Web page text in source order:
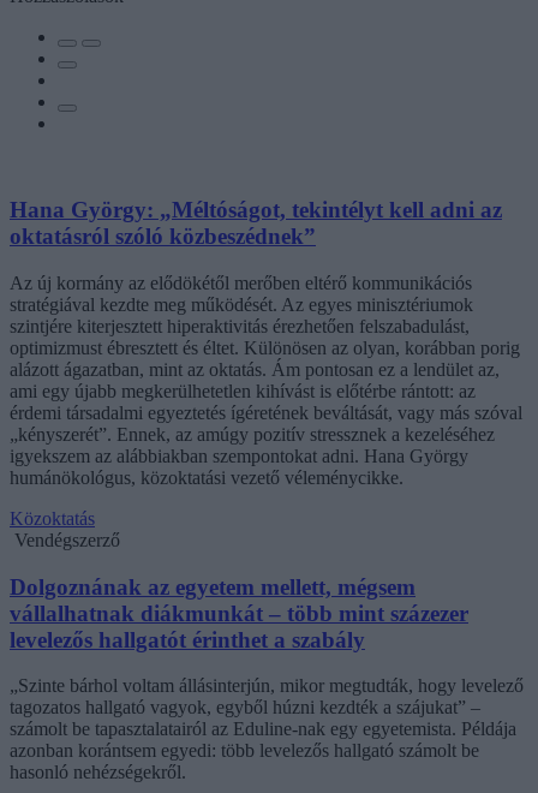
Hana György: „Méltóságot, tekintélyt kell adni az
oktatásról szóló közbeszédnek”
Az új kormány az elődökétől merőben eltérő kommunikációs
stratégiával kezdte meg működését. Az egyes minisztériumok
szintjére kiterjesztett hiperaktivitás érezhetően felszabadulást,
optimizmust ébresztett és éltet. Különösen az olyan, korábban porig
alázott ágazatban, mint az oktatás. Ám pontosan ez a lendület az,
ami egy újabb megkerülhetetlen kihívást is előtérbe rántott: az
érdemi társadalmi egyeztetés ígéretének beváltását, vagy más szóval
„kényszerét”. Ennek, az amúgy pozitív stressznek a kezeléséhez
igyekszem az alábbiakban szempontokat adni. Hana György
humánökológus, közoktatási vezető véleménycikke.
Közoktatás
Vendégszerző
Dolgoznának az egyetem mellett, mégsem
vállalhatnak diákmunkát – több mint százezer
levelezős hallgatót érinthet a szabály
„Szinte bárhol voltam állásinterjún, mikor megtudták, hogy levelező
tagozatos hallgató vagyok, egyből húzni kezdték a szájukat” –
számolt be tapasztalatairól az Eduline-nak egy egyetemista. Példája
azonban korántsem egyedi: több levelezős hallgató számolt be
hasonló nehézségekről.